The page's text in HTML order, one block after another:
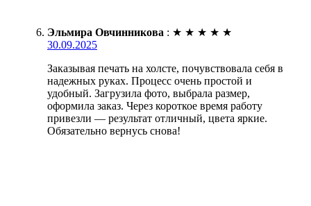
Эльмира Овчинникова : ★ ★ ★ ★ ★
30.09.2025
Заказывая печать на холсте, почувствовала себя в
надежных руках. Процесс очень простой и
удобный. Загрузила фото, выбрала размер,
оформила заказ. Через короткое время работу
привезли — результат отличный, цвета яркие.
Обязательно вернусь снова!